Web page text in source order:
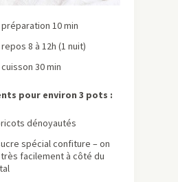
10 min
8 à 12h (1 nuit)
30 min
pour environ 3 pots :
dénoyautés
spécial confiture – on
facilement à côté du